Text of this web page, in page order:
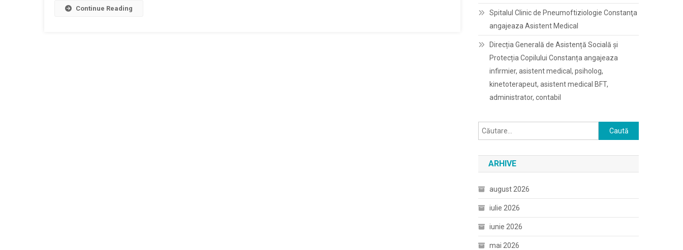
Continue Reading
Spitalul Clinic de Pneumoftiziologie Constanţa
angajeaza Asistent Medical
Direcția Generală de Asistență Socială și
Protecția Copilului Constanța angajeaza
infirmier, asistent medical, psiholog,
kinetoterapeut, asistent medical BFT,
administrator, contabil
Caută
după:
ARHIVE
august 2026
iulie 2026
iunie 2026
mai 2026